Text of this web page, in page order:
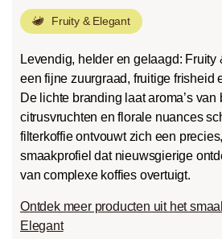
Fruity & Elegant
Levendig, helder en gelaagd: Fruity
een fijne zuurgraad, fruitige frisheid
De lichte branding laat aroma’s van
citrusvruchten en florale nuances
filterkoffie ontvouwt zich een
smaakprofiel dat nieuwsgierige
van complexe koffies overtuigt.
Ontdek meer producten uit het
Elegant